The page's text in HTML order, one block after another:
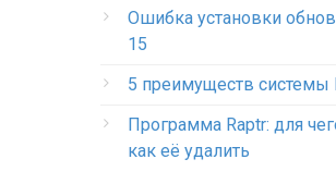
Ошибка установки
15
5 преимуществ системы
Программа Raptr: для
как её удалить